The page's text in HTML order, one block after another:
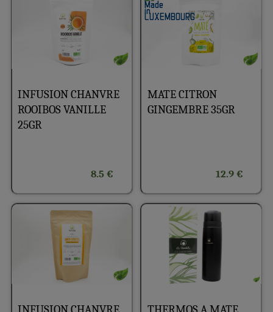
INFUSION CHANVRE
ROOIBOS VANILLE
25GR
8.5 €
MATE CITRON
GINGEMBRE 35GR
12.9 €